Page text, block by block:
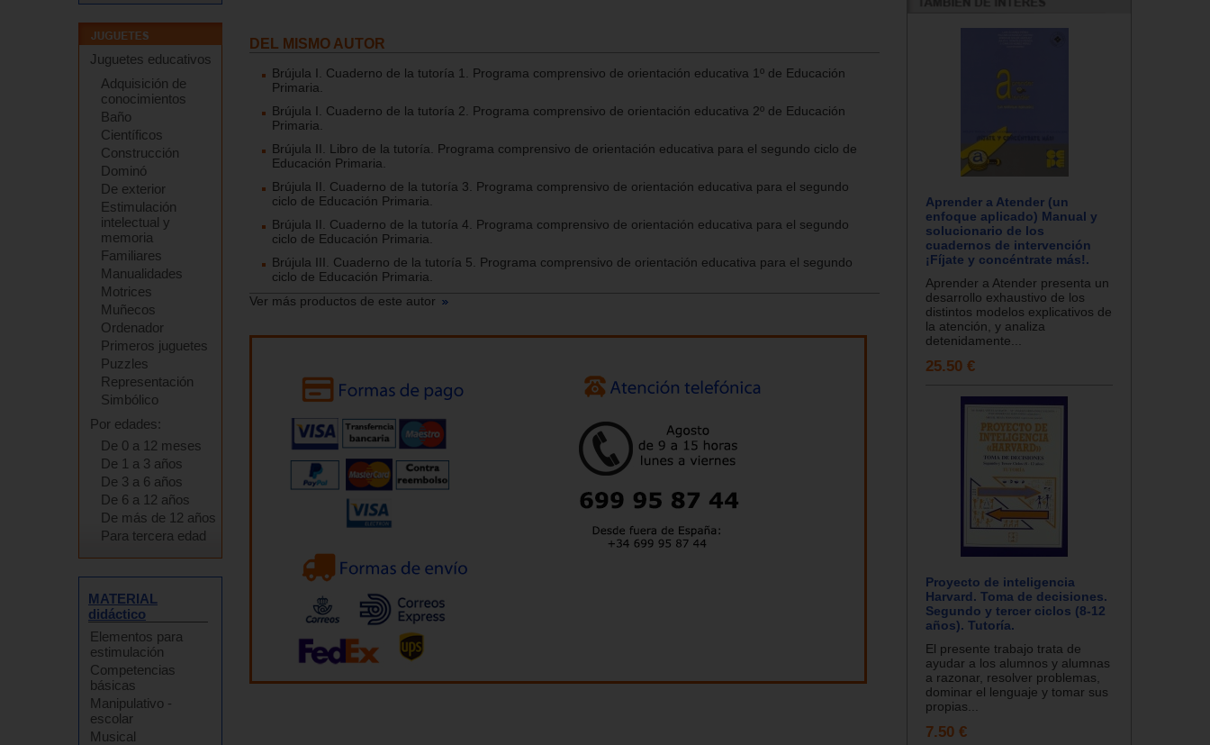
Juguetes educativos
Adquisición de
conocimientos
Baño
Científicos
Construcción
Dominó
De exterior
Estimulación
intelectual y
memoria
Familiares
Manualidades
Motrices
Muñecos
Ordenador
Primeros juguetes
Puzzles
Representación
Simbólico
Por edades:
De 0 a 12 meses
De 1 a 3 años
De 3 a 6 años
De 6 a 12 años
De más de 12 años
Para tercera edad
MATERIAL
didáctico
Elementos para
estimulación
Competencias
básicas
Manipulativo -
escolar
Musical
DEL MISMO AUTOR
Brújula I. Cuaderno de la tutoría 1. Programa comprensivo de orientación educativa 1º de Educación
Primaria.
Brújula I. Cuaderno de la tutoría 2. Programa comprensivo de orientación educativa 2º de Educación
Primaria.
Brújula II. Libro de la tutoría. Programa comprensivo de orientación educativa para el segundo ciclo de
Educación Primaria.
Brújula II. Cuaderno de la tutoría 3. Programa comprensivo de orientación educativa para el segundo
ciclo de Educación Primaria.
Brújula II. Cuaderno de la tutoría 4. Programa comprensivo de orientación educativa para el segundo
ciclo de Educación Primaria.
Brújula III. Cuaderno de la tutoría 5. Programa comprensivo de orientación educativa para el segundo
ciclo de Educación Primaria.
Ver más productos de este autor
Aprender a Atender (un
enfoque aplicado) Manual y
solucionario de los
cuadernos de intervención
¡Fíjate y concéntrate más!.
Aprender a Atender presenta un
desarrollo exhaustivo de los
distintos modelos explicativos de
la atención, y analiza
detenidamente...
25.50 €
Proyecto de inteligencia
Harvard. Toma de decisiones.
Segundo y tercer ciclos (8-12
años). Tutoría.
El presente trabajo trata de
ayudar a los alumnos y alumnas
a razonar, resolver problemas,
dominar el lenguaje y tomar sus
propias...
7.50 €